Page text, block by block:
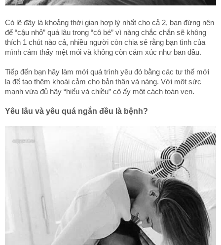
Có lẽ đây là khoảng thời gian hợp lý nhất cho cả 2, bạn đừng nên
để “cậu nhỏ” quá lâu trong “cô bé” vì nàng chắc chắn sẽ không
thích 1 chút nào cả, nhiều người còn chia sẻ rằng bạn tình của
mình cảm thấy mệt mỏi và không còn cảm xúc như ban đầu.
Tiếp đến bạn hãy làm mới quá trình yêu đó bằng các tư thế mới
lạ để tạo thêm khoái cảm cho bản thân và nàng. Với một sức
mạnh vừa đủ hãy “hiểu và chiều” cô ấy một cách toàn vẹn.
Yêu lâu và yêu quá ngắn đều là bệnh?